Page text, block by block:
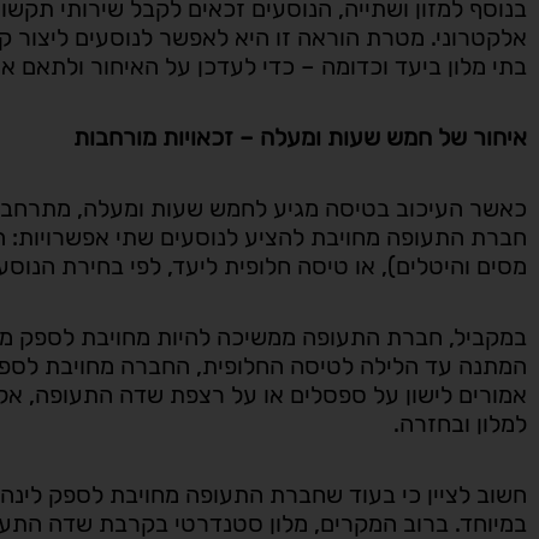
בנוסף למזון ושתייה, הנוסעים זכאים לקבל שירותי
אלקטרוני. מטרת הוראה זו היא לאפשר לנוסעים
בתי מלון ביעד וכדומה – כדי לעדכן על האיחור
איחור של חמש שעות ומעלה – זכאויות מורחבות
כאשר העיכוב בטיסה מגיע לחמש שעות ומעלה,
חברת התעופה מחויבת להציע לנוסעים שתי
מסים והיטלים), או טיסה חלופית ליעד, לפי בחירת
במקביל, חברת התעופה ממשיכה להיות מחויבת לספק
המתנה עד הלילה לטיסה החלופית, החברה מחויבת
אמורים לישון על ספסלים או על רצפת שדה התעופה,
למלון ובחזרה.
חשוב לציין כי בעוד שחברת התעופה מחויבת לספק
במיוחד. ברוב המקרים, מלון סטנדרטי בקרבת שדה